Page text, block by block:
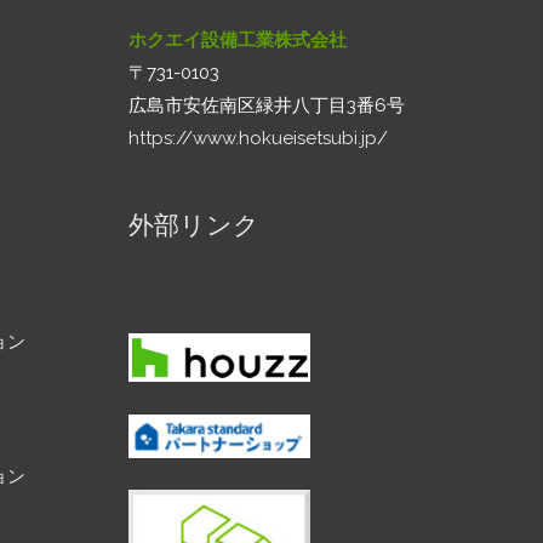
ン
ン
ホクエイ設備工業株式会社
〒731-0103
広島市安佐南区緑井八丁目3番6号
https://www.hokueisetsubi.jp/
外部リンク